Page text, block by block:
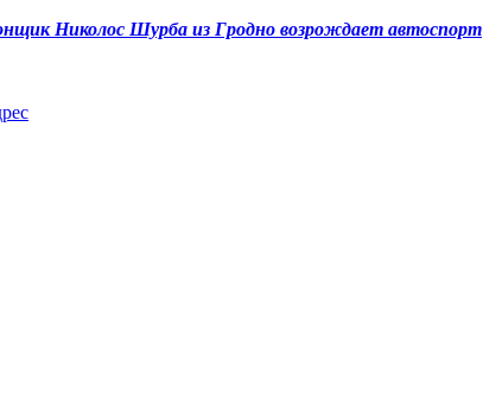
Николос Шурба из Гродно возрождает автоспорт